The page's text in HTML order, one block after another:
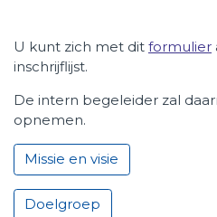
Contact
Werken bij Talent
U kunt zich met dit formulier
inschrijflijst.
De intern begeleider zal
opnemen.
Missie en visie
Doelgroep